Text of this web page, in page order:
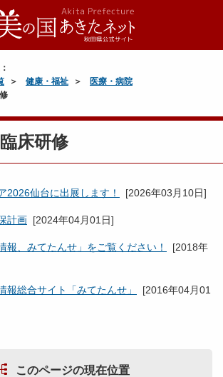
健康・福祉
医療・病院
床研修
2026仙台に出展します！ [2026年03月10日]
計画 [2024年04月01日]
報、みてたんせ」をご覧ください！ [2018年
報総合サイト「みてたんせ」 [2016年04月01
このページの現在位置